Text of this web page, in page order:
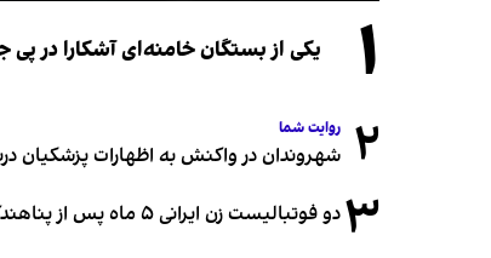
۱ یکی از بستگان خامنه‌ای آشکارا در
۲ روایت شما
شهروندان در واکنش به اظهارات پزشکیان
۳دو فوتبالیست زن ایرانی ۵ ماه پس از پناهندگی، شهروند استرالیا شدند